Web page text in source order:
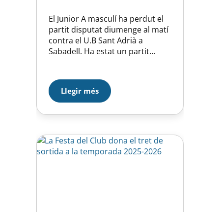
El Junior A masculí ha perdut el
partit disputat diumenge al matí
contra el U.B Sant Adrià a
Sabadell. Ha estat un partit
quarts i al final del tercer el
marcador reflexava un ajustat
42-43 a favor de l’U.E Horta, però
ha estat a l’ùltim…
Llegir més